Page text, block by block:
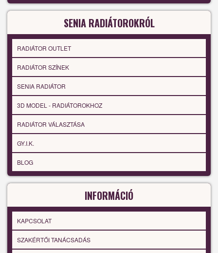
SENIA RADIÁTOROKRÓL
RADIÁTOR OUTLET
RADIÁTOR SZÍNEK
SENIA RADIÁTOR
3D MODEL - RADIÁTOROKHOZ
RADIÁTOR VÁLASZTÁSA
GY.I.K.
BLOG
INFORMÁCIÓ
KAPCSOLAT
SZAKÉRTŐI TANÁCSADÁS